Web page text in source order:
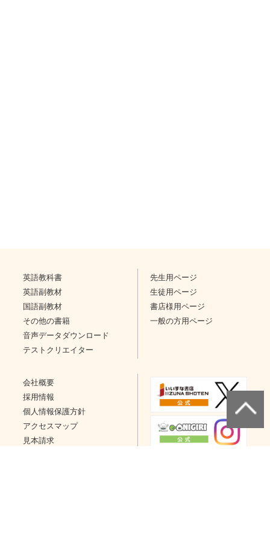
英語教科書
英語副教材
国語副教材
その他の書籍
音声データダウンロード
テストクリエイター
先生用ページ
生徒用ページ
書店様用ページ
一般の方用ページ
会社概要
採用情報
個人情報保護方針
アクセスマップ
見本請求